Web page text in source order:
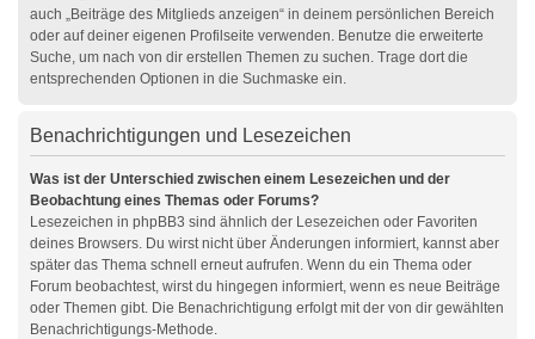
auch „Beiträge des Mitglieds anzeigen“ in deinem persönlichen Bereich
oder auf deiner eigenen Profilseite verwenden. Benutze die erweiterte
Suche, um nach von dir erstellen Themen zu suchen. Trage dort die
entsprechenden Optionen in die Suchmaske ein.
Benachrichtigungen und Lesezeichen
Was ist der Unterschied zwischen einem Lesezeichen und der
Beobachtung eines Themas oder Forums?
Lesezeichen in phpBB3 sind ähnlich der Lesezeichen oder Favoriten
deines Browsers. Du wirst nicht über Änderungen informiert, kannst aber
später das Thema schnell erneut aufrufen. Wenn du ein Thema oder
Forum beobachtest, wirst du hingegen informiert, wenn es neue Beiträge
oder Themen gibt. Die Benachrichtigung erfolgt mit der von dir gewählten
Benachrichtigungs-Methode.